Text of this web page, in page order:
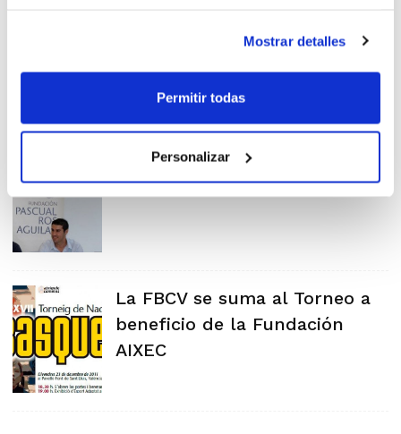
Mostrar detalles
Permitir todas
Personalizar
Solidaria del Club Baloncesto
Sedaví
La Fundación Pascual Ros y el
Illice crearán el ILLICE BT
La FBCV se suma al Torneo a
beneficio de la Fundación
AIXEC